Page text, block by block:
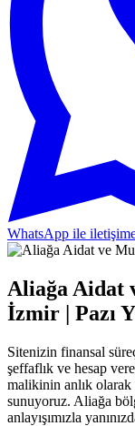
WhatsApp ile
Aliağa Aidat
İzmir | Pazı
Sitenizin finansal
şeffaflık ve hesap
malikinin anlık
sunuyoruz. Aliağa
anlayışımızla